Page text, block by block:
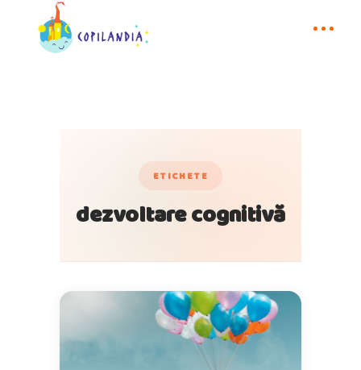
ETICHETE
dezvoltare cognitivă